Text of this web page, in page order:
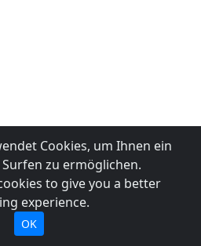
Cookies, um Ihnen ein
zu ermöglichen.
to give you a better
experience.
OK